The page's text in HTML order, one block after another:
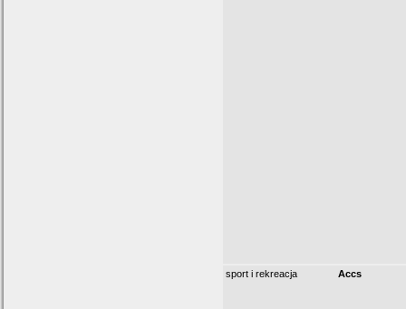
sport i rekreacja Accs